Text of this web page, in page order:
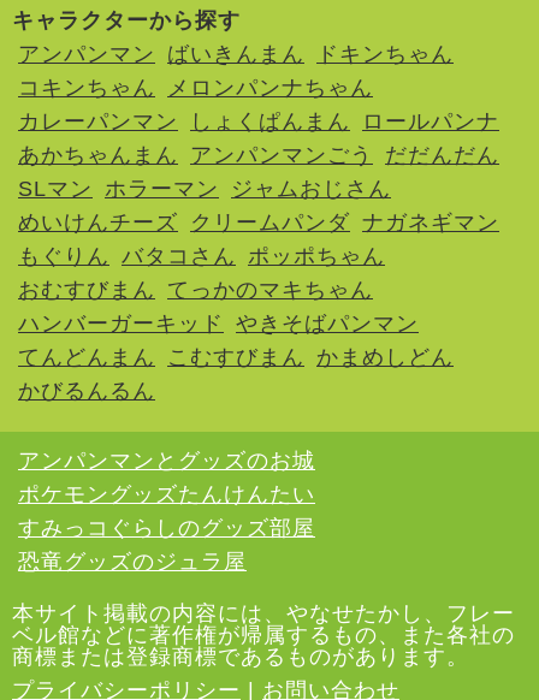
キャラクターから探す
アンパンマン
ばいきんまん
ドキンちゃん
コキンちゃん
メロンパンナちゃん
カレーパンマン
しょくぱんまん
ロールパンナ
あかちゃんまん
アンパンマンごう
だだんだん
SLマン
ホラーマン
ジャムおじさん
めいけんチーズ
クリームパンダ ナガネギマン
もぐりん バタコさん
ポッポちゃん
おむすびまん
てっかのマキちゃん
ハンバーガーキッド
やきそばパンマン
てんどんまん
こむすびまん
かまめしどん
かびるんるん
アンパンマンとグッズのお城
ポケモングッズたんけんたい
すみっコぐらしのグッズ部屋
恐竜グッズのジュラ屋
本サイト掲載の内容には、やなせたかし、フレー
ベル館などに著作権が帰属するもの、また各社の
商標または登録商標であるものがあります。
プライバシーポリシー
お問い合わせ